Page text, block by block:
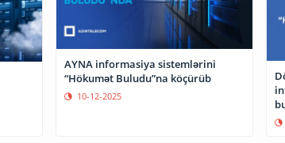
AYNA informasiya sistemlərini
“Hökumət Buludu”na köçürüb
10-12-2025